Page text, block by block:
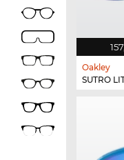
Oakley
SUTRO